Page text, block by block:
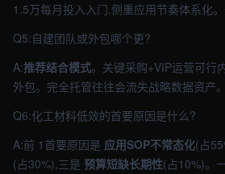
1.5万每月投入入门,侧重应用节奏体系化
Q5:自建团队或外包哪个更?
A:推荐结合模式。关键采购+VIP运营可行
外包。完全托管往往会流失战略数据资产。
Q6:化工材料低效的首要原因是什么?
A:前 1首要原因是 应用SOP不常态化(占
(占30%),三是 预算短缺长期性(占10%)。